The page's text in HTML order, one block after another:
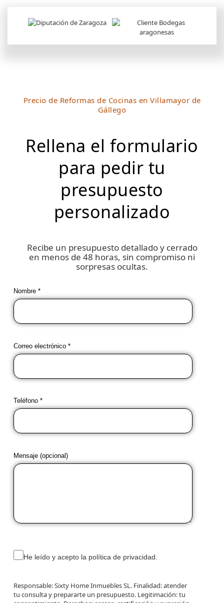
Precio de Reformas de Cocinas en Villamayor de
Gállego
Rellena el formulario
para pedir tu
presupuesto
personalizado
Recibe un presupuesto detallado y cerrado
en menos de 48 horas, sin compromiso ni
sorpresas ocultas.
Nombre *
Correo electrónico *
Teléfono *
Mensaje (opcional)
He leído y acepto la política de privacidad.
Responsable: Sixty Home Inmuebles SL. Finalidad: atender
tu consulta y prepararte un presupuesto. Legitimación: tu